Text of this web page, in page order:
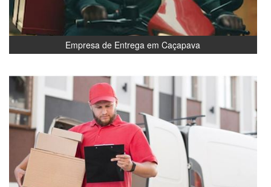
Empresa de Entrega em Caçapava